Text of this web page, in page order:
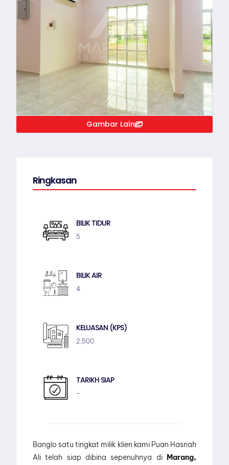
Gambar Lain
Ringkasan
BILIK TIDUR
5
BILIK AIR
4
KELUASAN (KPS)
2,500
TARIKH SIAP
–
Banglo satu tingkat milik klien kami Puan Hasnah
Ali telah siap dibina sepenuhnya di Marang,